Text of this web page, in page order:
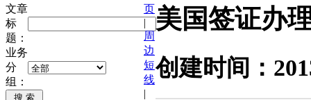
文章
标
题：
业务
分
组：
美国签证办
创建时间：
页
|
周
边
短
线
|